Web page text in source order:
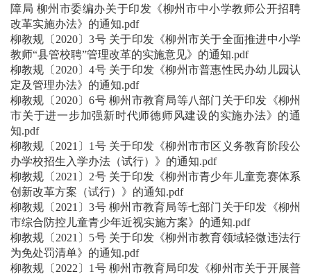
障局 柳州市委编办关于印发《柳州市中小学教师公开招聘
改革实施办法》的通知.pdf
柳教规〔2020〕3号 关于印发《柳州市关于全面推进中小学
教师“县管校聘”管理改革的实施意见》的通知.pdf
柳教规〔2020〕4号 关于印发《柳州市普惠性民办幼儿园认
定及管理办法》的通知.pdf
柳教规〔2020〕6号 柳州市教育局等八部门关于印发《柳州
市关于进一步加强新时代师德师风建设的实施办法》的通
知.pdf
柳教规〔2021〕1号 关于印发《柳州市市区义务教育阶段公
办学校招生入学办法（试行）》的通知.pdf
柳教规〔2021〕2号 关于印发《柳州市青少年儿童竞赛体系
创新改革方案（试行）》的通知.pdf
柳教规〔2021〕3号 柳州市教育局等七部门关于印发《柳州
市综合防控儿童青少年近视实施方案》的通知.pdf
柳教规〔2021〕5号 关于印发《柳州市教育领域轻微违法行
为免处罚清单》的通知.pdf
柳教规〔2022〕1号 柳州市教育局印发《柳州市关于开展普